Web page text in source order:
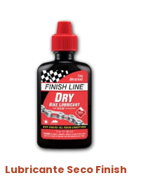
Lubricante Seco Finish